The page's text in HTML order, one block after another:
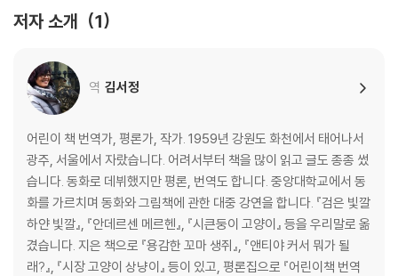
저자 소개 1
역 김서정
어린이 책 번역가, 평론가, 작가. 1959년 강원도 화천에서 태어나서
광주, 서울에서 자랐습니다. 어려서부터 책을 많이 읽고 글도 종종 썼
습니다. 동화로 데뷔했지만 평론, 번역도 합니다. 중앙대학교에서 동
화를 가르치며 동화와 그림책에 관한 대중 강연을 합니다. 『검은 빛깔
하얀 빛깔』, 『안데르센 메르헨』, 『시큰둥이 고양이』 등을 우리말로 옮
겼습니다. 지은 책으로 『용감한 꼬마 생쥐』, 『앤티야 커서 뭐가 될
래?』, 『시장 고양이 상냥이』 등이 있고, 평론집으로 『어린이책 번역